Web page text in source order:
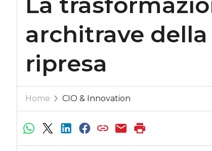
architrave
ripresa
Home CIO & Innovation